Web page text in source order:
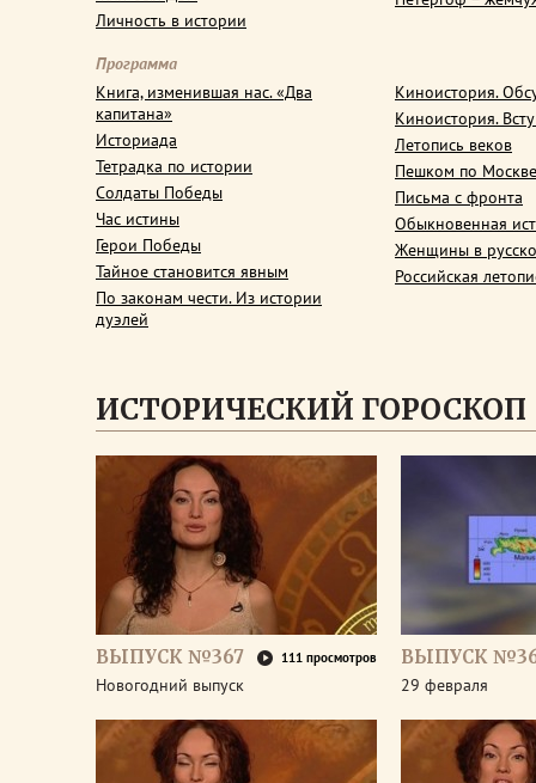
Личность в истории
Программа
Книга, изменившая нас. «Два
капитана»
Историада
Тетрадка по истории
Солдаты Победы
Час истины
Герои Победы
Тайное становится явным
По законам чести. Из истории
дуэлей
Киноистория.
Киноистория.
Летопись веков
Пешком по Москве
Письма с фронта
Обыкновенная
Женщины в
Российская
ИСТОРИЧЕСКИЙ ГОРОСКОП
ВЫПУСК №367 111 просмотров
Новогодний выпуск
ВЫПУСК
29 февраля